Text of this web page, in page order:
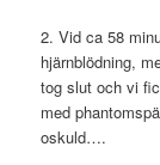
2. Vid ca 58
hjärnblödning,
tog slut och vi
med
oskuld….